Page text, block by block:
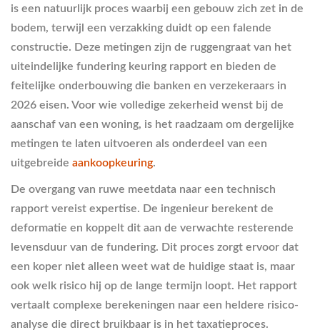
is een natuurlijk proces waarbij een gebouw zich zet in de
bodem, terwijl een verzakking duidt op een falende
constructie. Deze metingen zijn de ruggengraat van het
uiteindelijke fundering keuring rapport en bieden de
feitelijke onderbouwing die banken en verzekeraars in
2026 eisen. Voor wie volledige zekerheid wenst bij de
aanschaf van een woning, is het raadzaam om dergelijke
metingen te laten uitvoeren als onderdeel van een
uitgebreide aankoopkeuring.
De overgang van ruwe meetdata naar een technisch
rapport vereist expertise. De ingenieur berekent de
deformatie en koppelt dit aan de verwachte resterende
levensduur van de fundering. Dit proces zorgt ervoor dat
een koper niet alleen weet wat de huidige staat is, maar
ook welk risico hij op de lange termijn loopt. Het rapport
vertaalt complexe berekeningen naar een heldere risico-
analyse die direct bruikbaar is in het taxatieproces.